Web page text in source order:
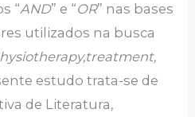
“AND” e “OR” nas bases
utilizados na busca
estudo trata-se de
de Literatura,